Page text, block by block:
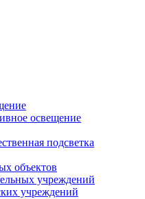
освещение
подсветка
объектов
учреждений
учреждений